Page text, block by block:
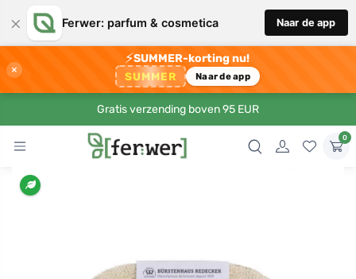
× Ferwer: parfum & cosmetica Naar de app
×
⚡SUMMER-korting nu!
SUMMER Naar de app
Gratis verzending boven 95 EUR
0